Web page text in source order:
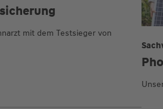
mit dem Testsieger von